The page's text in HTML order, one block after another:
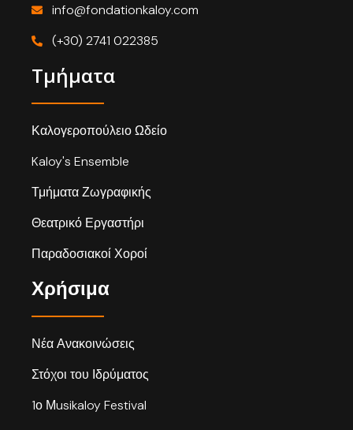
info@fondationkaloy.com
(+30) 2741 022385
Τμήματα
Καλογεροπούλειο Ωδείο
Kaloy's Ensemble
Τμήματα Ζωγραφικής
Θεατρικό Εργαστήρι
Παραδοσιακοί Χοροί
Χρήσιμα
Νέα Ανακοινώσεις
Στόχοι του Ιδρύματος
1ο Μusikaloy Festival